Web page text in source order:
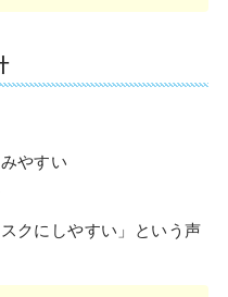
やすい
クにしやすい」という声